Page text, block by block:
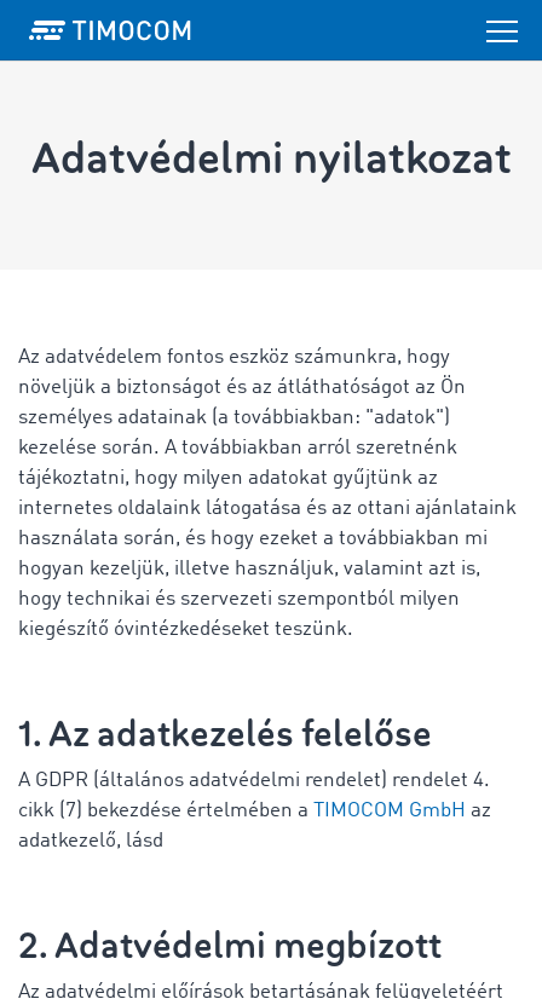
Adatvédelmi nyilatkozat
Az adatvédelem fontos eszköz számunkra, hogy
növeljük a biztonságot és az átláthatóságot az Ön
személyes adatainak (a továbbiakban: "adatok")
kezelése során. A továbbiakban arról szeretnénk
tájékoztatni, hogy milyen adatokat gyűjtünk az
internetes oldalaink látogatása és az ottani ajánlataink
használata során, és hogy ezeket a továbbiakban mi
hogyan kezeljük, illetve használjuk, valamint azt is,
hogy technikai és szervezeti szempontból milyen
kiegészítő óvintézkedéseket teszünk.
1. Az adatkezelés felelőse
A GDPR (általános adatvédelmi rendelet) rendelet 4.
cikk (7) bekezdése értelmében a
TIMOCOM GmbH az
adatkezelő, lásd
2. Adatvédelmi megbízott
Az adatvédelmi előírások betartásának felügyeletéért